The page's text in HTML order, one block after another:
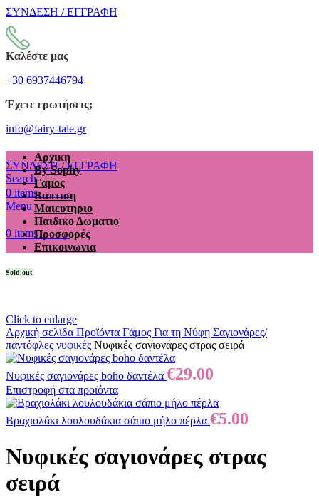
ΣΥΝΔΕΣΗ / ΕΓΓΡΑΦΗ
Καλέστε μας
+30 6937446794
Έχετε ερωτήσεις;
info@fairy-tale.gr
ΣΥΝΔΕΣΗ / ΕΓΓΡΑΦΗ
Search
0 items €0.00
Menu
0 items €0.00
Αρχικη
By Sophy
Γαμος
Βαπτιση
Μαιευτηριο
Παιδικο Δωματιο
Προσφορές
Επικοινωνια
Sold out
Click to enlarge
Αρχική σελίδα Προϊόντα Γάμος Για τη Νύφη Σαγιονάρες/
παντόφλες νυφικές Νυφικές σαγιονάρες στρας σειρά
Νυφικές σαγιονάρες boho δαντέλα €29.00
Επιστροφή στα προϊόντα
Bραχιολάκι λουλουδάκια σάπιο μήλο πέρλα €5.00
Νυφικές σαγιονάρες στρας
σειρά